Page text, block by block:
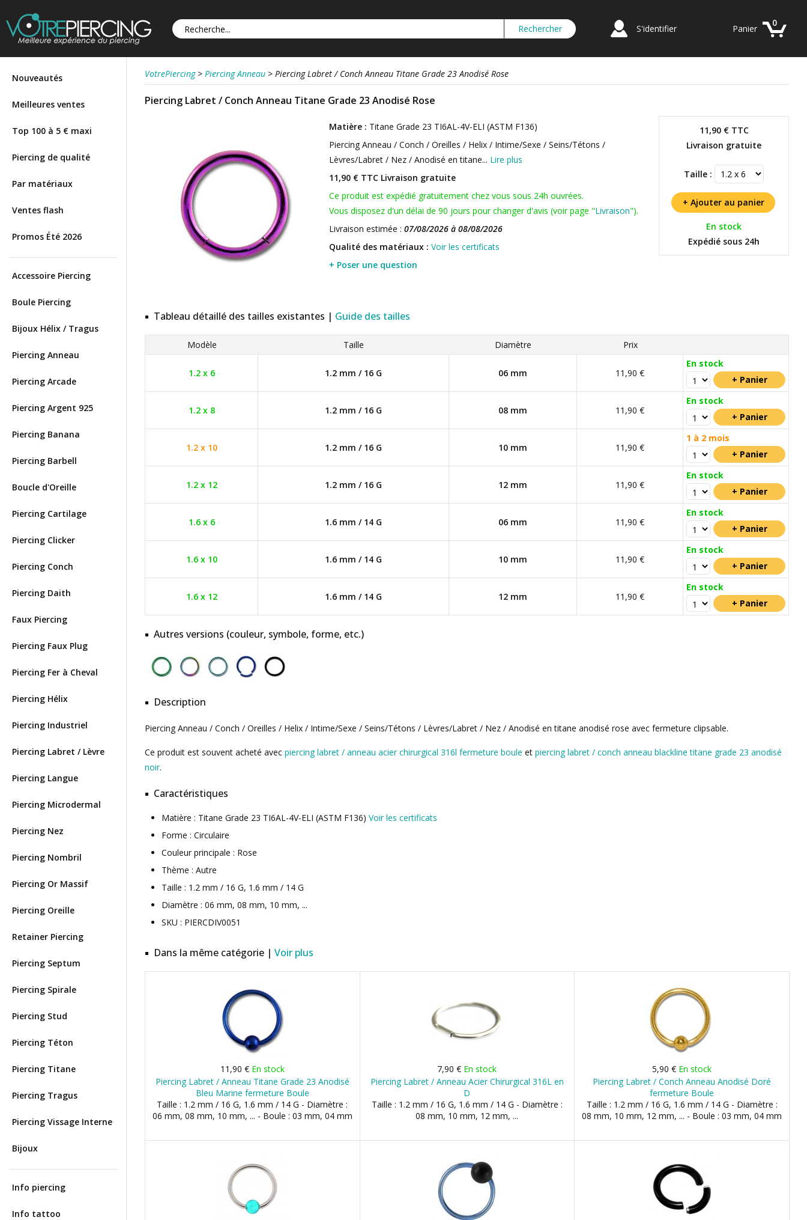
S'identifier
0
Panier
Nouveautés
Meilleures ventes
Top 100 à 5 € maxi
Piercing de qualité
Par matériaux
Ventes flash
Promos Été 2026
Accessoire Piercing
Boule Piercing
Bijoux Hélix / Tragus
Piercing Anneau
Piercing Arcade
Piercing Argent 925
Piercing Banana
Piercing Barbell
Boucle d'Oreille
Piercing Cartilage
Piercing Clicker
Piercing Conch
Piercing Daith
Faux Piercing
Piercing Faux Plug
Piercing Fer à Cheval
Piercing Hélix
Piercing Industriel
Piercing Labret / Lèvre
Piercing Langue
Piercing Microdermal
Piercing Nez
Piercing Nombril
Piercing Or Massif
Piercing Oreille
Retainer Piercing
Piercing Septum
Piercing Spirale
Piercing Stud
Piercing Téton
Piercing Titane
Piercing Tragus
Piercing Vissage Interne
Bijoux
Info piercing
Info tattoo
VotrePiercing > Piercing Anneau > Piercing Labret / Conch Anneau Titane Grade 23 Anodisé Rose
Piercing Labret / Conch Anneau Titane Grade 23 Anodisé Rose
11,90 €TTC
Livraison gratuite
Taille :
En stock
Expédié sous 24h
Matière : Titane Grade 23 TI6AL-4V-ELI (ASTM F136)
Piercing Anneau / Conch / Oreilles / Helix / Intime/Sexe / Seins/Tétons /
Lèvres/Labret / Nez / Anodisé en titane... Lire plus
11,90 € TTC Livraison gratuite
Ce produit est expédié gratuitement chez vous sous 24h ouvrées.
Vous disposez d'un délai de 90 jours pour changer d'avis (voir page "Livraison").
Livraison estimée : 07/08/2026 à 08/08/2026
Qualité des matériaux : Voir les certificats
+ Poser une question
Tableau détaillé des tailles existantes | Guide des tailles
Modèle Taille Diamètre Prix
1.2 x 6 1.2 mm / 16 G 06 mm 11,90 €
En stock
1.2 x 8 1.2 mm / 16 G 08 mm 11,90 €
En stock
1.2 x 10 1.2 mm / 16 G 10 mm 11,90 €
1 à 2 mois
1.2 x 12 1.2 mm / 16 G 12 mm 11,90 €
En stock
1.6 x 6 1.6 mm / 14 G 06 mm 11,90 €
En stock
1.6 x 10 1.6 mm / 14 G 10 mm 11,90 €
En stock
1.6 x 12 1.6 mm / 14 G 12 mm 11,90 €
En stock
Autres versions (couleur, symbole, forme, etc.)
Description
Piercing Anneau / Conch / Oreilles / Helix / Intime/Sexe / Seins/Tétons / Lèvres/Labret / Nez / Anodisé en titane anodisé rose avec fermeture clipsable.
Ce produit est souvent acheté avec piercing labret / anneau acier chirurgical 316l fermeture boule et piercing labret / conch anneau blackline titane grade 23 anodisé
noir.
Caractéristiques
Matière : Titane Grade 23 TI6AL-4V-ELI (ASTM F136) Voir les certificats
Forme : Circulaire
Couleur principale : Rose
Thème : Autre
Taille : 1.2 mm / 16 G, 1.6 mm / 14 G
Diamètre : 06 mm, 08 mm, 10 mm, ...
SKU : PIERCDIV0051
Dans la même catégorie | Voir plus
11,90 € En stock
Piercing Labret / Anneau Titane Grade 23 Anodisé
Bleu Marine fermeture Boule
Taille : 1.2 mm / 16 G, 1.6 mm / 14 G - Diamètre :
06 mm, 08 mm, 10 mm, ... - Boule : 03 mm, 04 mm
7,90 € En stock
Piercing Labret / Anneau Acier Chirurgical 316L en
D
Taille : 1.2 mm / 16 G, 1.6 mm / 14 G - Diamètre :
08 mm, 10 mm, 12 mm, ...
5,90 € En stock
Piercing Labret / Conch Anneau Anodisé Doré
fermeture Boule
Taille : 1.2 mm / 16 G, 1.6 mm / 14 G - Diamètre :
08 mm, 10 mm, 12 mm, ... - Boule : 03 mm, 04 mm